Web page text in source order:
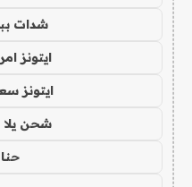
شدات
ايتونز
ايتونز
شحن يلا